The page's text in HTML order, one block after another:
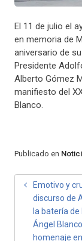
El 11 de julio el
en memoria de
aniversario de
Presidente
Alberto Gómez
manifiesto del
Blanco.
Publicado en
ENTRADAS
Emotivo y
discurso de
la batería de
Ángel
homenaje